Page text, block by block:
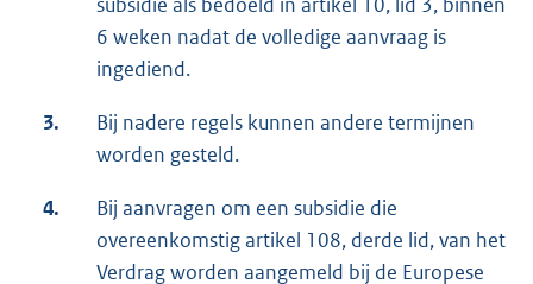
6 weken nadat de volledige aanvraag is
ingediend.
3.
Bij nadere regels kunnen andere termijnen
worden gesteld.
4.
Bij aanvragen om een subsidie die
overeenkomstig artikel 108, derde lid, van het
Verdrag worden aangemeld bij de Europese